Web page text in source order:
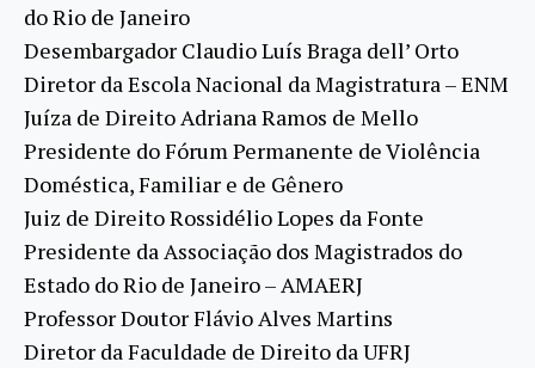
do Rio de Janeiro
Desembargador Claudio Luís Braga dell’ Orto
Diretor da Escola Nacional da Magistratura – ENM
Juíza de Direito Adriana Ramos de Mello
Presidente do Fórum Permanente de Violência
Doméstica, Familiar e de Gênero
Juiz de Direito Rossidélio Lopes da Fonte
Presidente da Associação dos Magistrados do
Estado do Rio de Janeiro – AMAERJ
Professor Doutor Flávio Alves Martins
Diretor da Faculdade de Direito da UFRJ